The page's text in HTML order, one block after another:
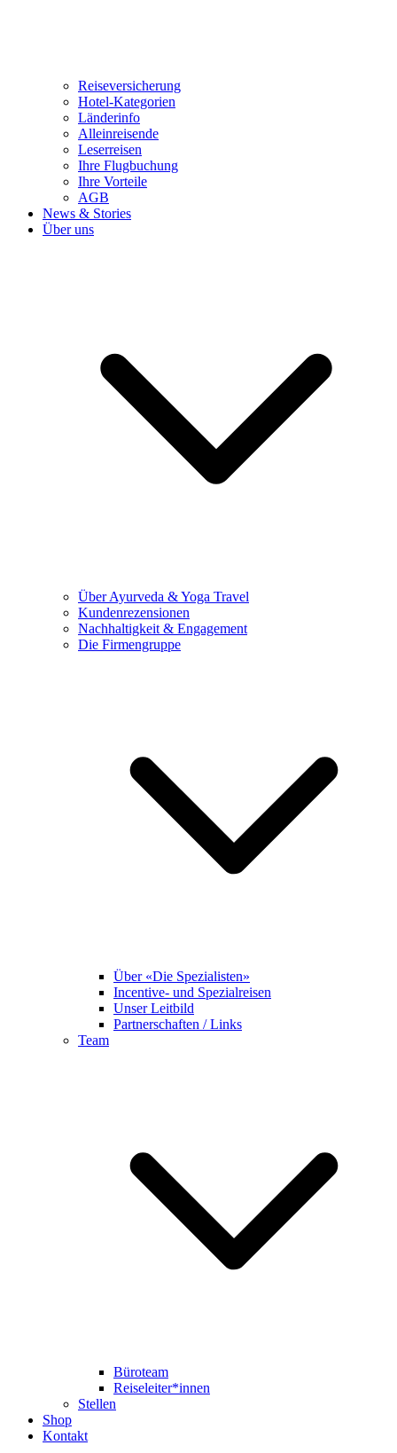
Reiseversicherung
Hotel-Kategorien
Länderinfo
Alleinreisende
Leserreisen
Ihre Flugbuchung
Ihre Vorteile
AGB
News & Stories
Über uns
Über Ayurveda & Yoga Travel
Kundenrezensionen
Nachhaltigkeit & Engagement
Die Firmengruppe
Über «Die Spezialisten»
Incentive- und Spezialreisen
Unser Leitbild
Partnerschaften / Links
Team
Büroteam
Reiseleiter*innen
Stellen
Shop
Kontakt